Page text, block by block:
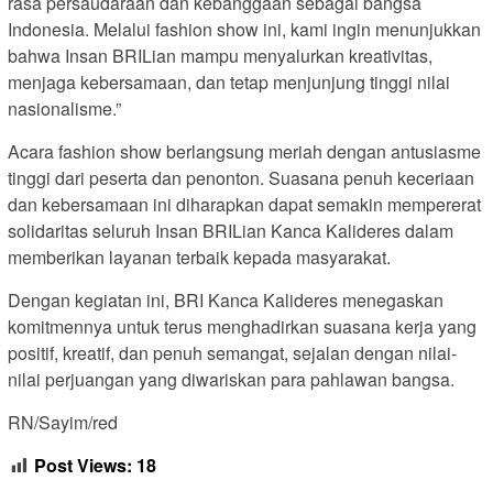
Indonesia. Melalui fashion show ini, kami ingin menunjukkan
bahwa Insan BRILian mampu menyalurkan kreativitas,
menjaga kebersamaan, dan tetap menjunjung tinggi nilai
nasionalisme.”
Acara fashion show berlangsung meriah dengan antusiasme
tinggi dari peserta dan penonton. Suasana penuh keceriaan
dan kebersamaan ini diharapkan dapat semakin mempererat
solidaritas seluruh Insan BRILian Kanca Kalideres dalam
memberikan layanan terbaik kepada masyarakat.
Dengan kegiatan ini, BRI Kanca Kalideres menegaskan
komitmennya untuk terus menghadirkan suasana kerja yang
positif, kreatif, dan penuh semangat, sejalan dengan nilai-
nilai perjuangan yang diwariskan para pahlawan bangsa.
RN/Sayim/red
Post Views: 18